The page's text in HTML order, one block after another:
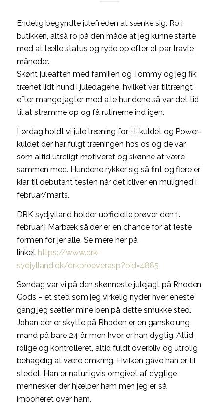
Endelig begyndte julefreden at sænke sig. Ro i
butikken, altså ro på den måde at jeg kunne starte
med at tælle status og ryde op efter et par travle
måneder.
Skønt juleaften med familien og Tommy og jeg fik
trænet lidt hund i juledagene, hvilket var tiltrængt
efter mange jagter med alle hundene så var det tid
til at stramme op og få rutinerne ind igen.
Lørdag holdt vi jule træning for H-kuldet og Power-
kuldet der har fulgt træningen hos os og de var
som altid utroligt motiveret og skønne at være
sammen med. Hundene rykker sig så fint og flere er
klar til debutant testen når det bliver en mulighed i
februar/marts.
DRK sydjylland holder uofficielle prøver den 1.
februar i Marbæk så der er en chance for at teste
formen for jer alle. Se mere her på
linket https://www.drk-
sydjylland.dk/drkproever.asp?bid=4885
Søndag var vi på den skønneste julejagt på Rhoden
Gods – et sted som jeg virkelig nyder hver eneste
gang jeg sætter mine ben på dette smukke sted.
Johan der er skytte på Rhoden er en ganske ung
mand på bare 24 år, men hvor er han dygtig. Altid
rolige og kontrolleret, altid fuldt overbliv og utrolig
behagelig at være omkring. Hvilken gave han er til
stedet. Han er naturligvis omgivet af dygtige
mennesker der hjælper ham men jeg er så
imponeret over ham.